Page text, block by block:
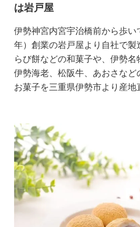
は岩戸屋
伊勢神宮内宮宇治橋前から歩い
年）創業の岩戸屋より自社で
らび餅などの和菓子や、伊勢
伊勢海老、松阪牛、あおさな
お菓子を三重県伊勢市より産地